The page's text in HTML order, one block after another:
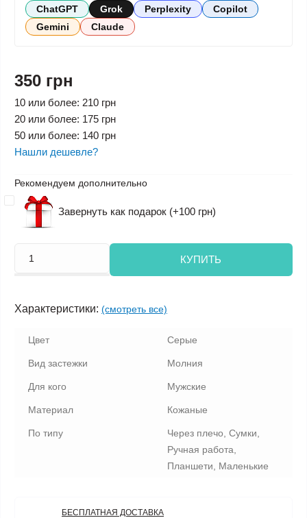
ChatGPT Grok Perplexity
Copilot
Gemini
Claude
350 грн
10 или более: 210 грн
20 или более: 175 грн
50 или более: 140 грн
Нашли дешевле?
Рекомендуем дополнительно
Завернуть как подарок (+100 грн)
КУПИТЬ
Характеристики: (смотреть все)
Цвет Серые
Вид застежки Молния
Для кого Мужские
Материал Кожаные
По типу
Через плечо, Сумки,
Ручная работа,
Планшети, Маленькие
БЕСПЛАТНАЯ ДОСТАВКА